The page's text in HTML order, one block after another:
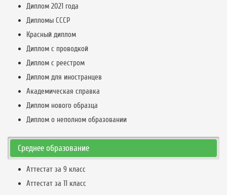
Диплом 2021 года
Дипломы СССР
Красный диплом
Диплом с проводкой
Диплом с реестром
Диплом для иностранцев
Академическая справка
Диплом нового образца
Диплом о неполном образовании
Среднее образование
Аттестат за 9 класс
Аттестат за 11 класс